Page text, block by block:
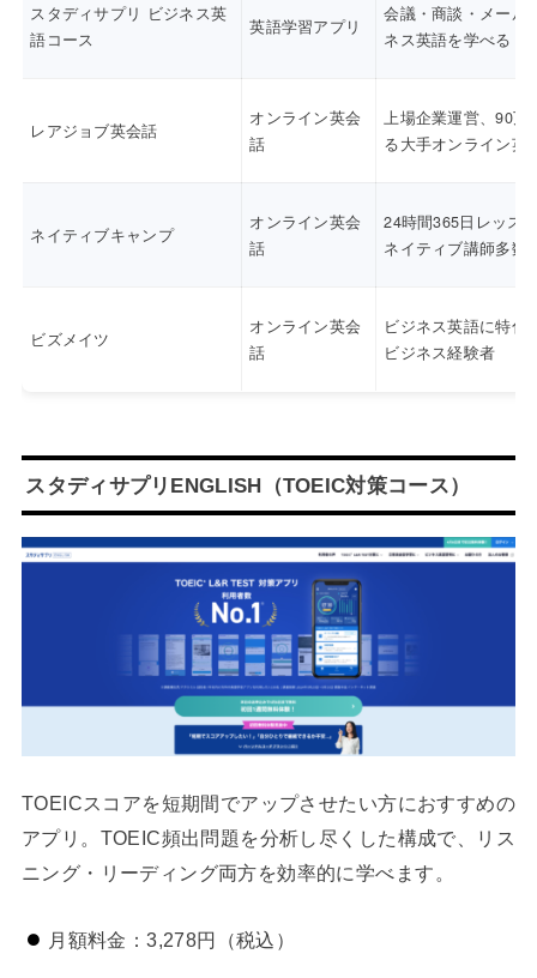
スタディサプリ ビジネス英
語コース
英語学習アプリ
会議・商談・メール
ネス英語を学べる
レアジョブ英会話
オンライン英会
話
上場企業運営、90万
る大手オンライン英
ネイティブキャンプ
オンライン英会
話
24時間365日レッス
ネイティブ講師多数
ビズメイツ
オンライン英会
話
ビジネス英語に特化
ビジネス経験者
スタディサプリENGLISH（TOEIC対策コース）
TOEICスコアを短期間でアップさせたい方におすすめの
アプリ。TOEIC頻出問題を分析し尽くした構成で、リス
ニング・リーディング両方を効率的に学べます。
月額料金：3,278円（税込）